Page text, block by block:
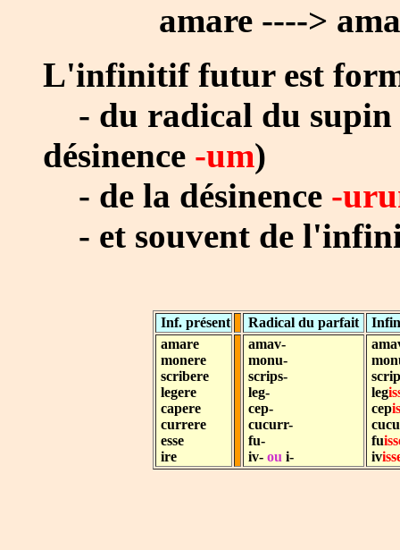
amare ---->
L'infinitif futur est
- du radical du supin
désinence -um)
- de la désinence -
- et souvent de
Inf. présent Radical du parfait
amare
monere
scribere
legere
capere
currere
esse
ire
amav-
monu-
scrips-
leg-
cep-
cucurr-
fu-
iv- ou i-
leg
cep
fu
iv